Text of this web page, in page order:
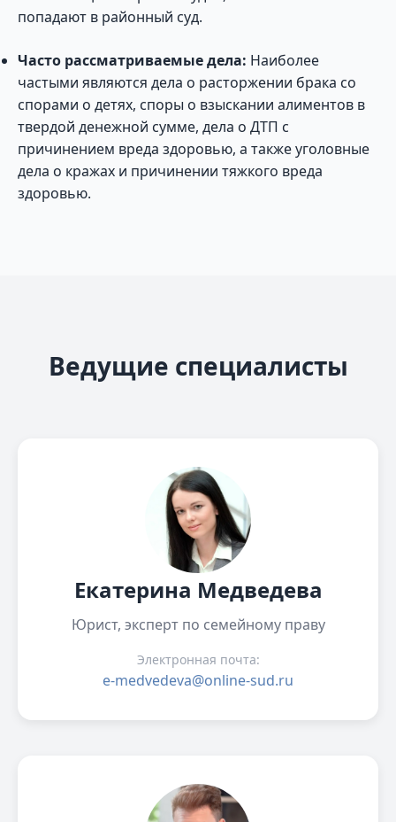
попадают в районный суд.
Часто рассматриваемые дела: Наиболее
частыми являются дела о расторжении брака со
спорами о детях, споры о взыскании алиментов в
твердой денежной сумме, дела о ДТП с
причинением вреда здоровью, а также уголовные
дела о кражах и причинении тяжкого вреда
здоровью.
Ведущие специалисты
Екатерина Медведева
Юрист, эксперт по семейному праву
Электронная почта:
e-medvedeva@online-sud.ru